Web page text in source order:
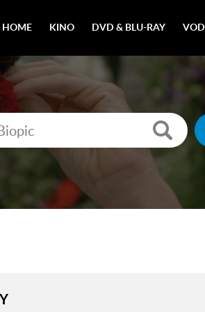
HOME KINO DVD & BLU-RAY VOD